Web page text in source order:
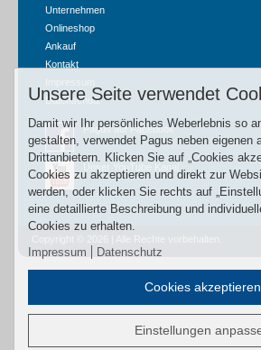
Unternehmen
Onlineshop
Ankauf
Kontakt
Impressum
Datenschutz
Pagus auf Facebook
Unser YouTube Kanal
Unsere Seite verwendet
Damit wir Ihr persönliches Weberlebnis so
gestalten, verwendet Pagus neben eigenen
Drittanbietern. Klicken Sie auf „Cookies
Cookies zu akzeptieren und direkt zur
werden, oder klicken Sie rechts auf
eine detaillierte Beschreibung und
Cookies zu erhalten.
Impressum
Datenschutz
Cookies akzeptieren
Einstellungen